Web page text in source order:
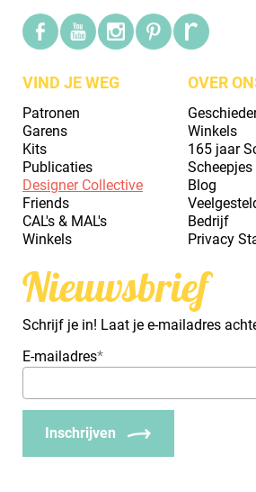
VIND JE WEG
Patronen
Garens
Kits
Publicaties
Designer Collective
Friends
CAL's & MAL's
Winkels
OVER
Winkels
165 jaar
Blog
Bedrijf
Privacy
Nieuwsbrief
Schrijf je in! Laat je e-mailadres
E-mailadres*
Inschrijven